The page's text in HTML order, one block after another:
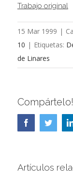
Trabajo original
15 Mar 1999 |
10 | Etiquetas:
de Linares
Compártelo!
FacebookTwitter
Artículos